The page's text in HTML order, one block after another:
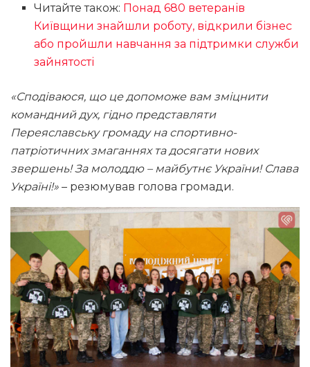
Читайте також: Понад 680 ветеранів
Київщини знайшли роботу, відкрили бізнес
або пройшли навчання за підтримки служби
зайнятості
«Сподіваюся, що це допоможе вам зміцнити
командний дух, гідно представляти
Переяславську громаду на спортивно-
патріотичних змаганнях та досягати нових
звершень!За молоддю – майбутнє України! Слава
Україні!» – резюмував голова громади.